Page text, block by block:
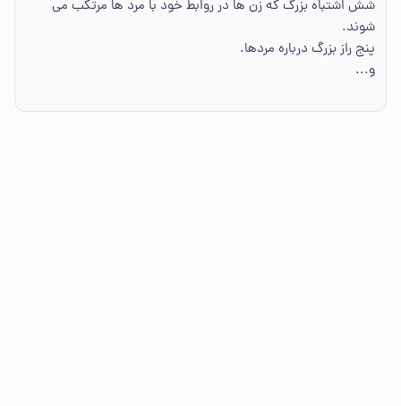
شش اشتباه بزرگ که زن ها در روابط خود با مرد ها مرتکب می
شوند.
پنج راز بزرگ درباره مردها.
و...